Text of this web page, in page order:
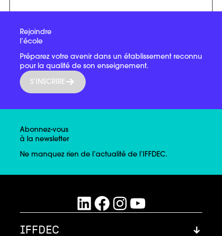
Rejoindre
l’école
Préparez votre avenir dans un établissement reconnu
pour la qualité de son enseignement.
S’INSCRIRE
Abonnez-vous
à la newsletter
Ne manquez rien de l’actualité de l’IFFDEC.
LinkedIn
Facebook
Instagram
YouTube
IFFDEC